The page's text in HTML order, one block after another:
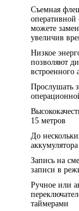
Съемная
оперативной
можете
увеличив
Низкое
позволяют
встроенного
Прослушать
15 метров
До
аккумулятора
Запись на
записи в
Ручное или
таймерами